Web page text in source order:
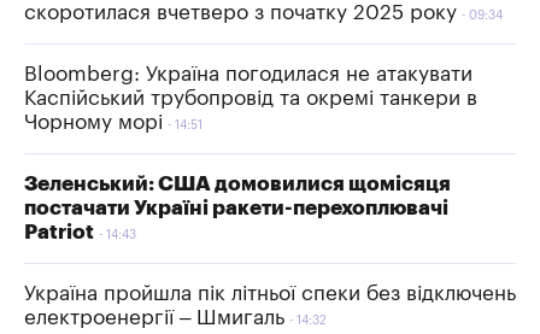
скоротилася вчетверо з початку 2025 року
09:34
Bloomberg: Україна погодилася не атакувати
Каспійський трубопровід та окремі танкери в
Чорному морі
14:51
Зеленський: США домовилися щомісяця
постачати Україні ракети-перехоплювачі
Patriot
14:43
Україна пройшла пік літньої спеки без відключень
електроенергії – Шмигаль
14:32